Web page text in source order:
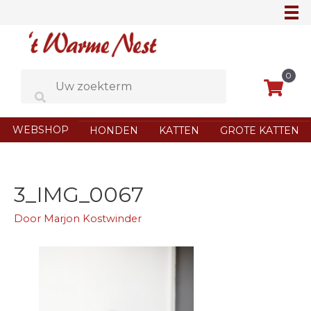
0
WEBSHOP HONDEN KATTEN GROTE KATTEN
3_IMG_0067
Door Marjon Kostwinder